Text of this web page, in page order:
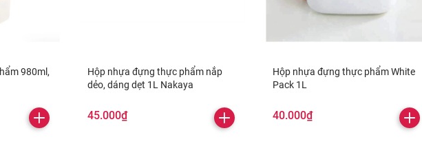
980ml,
Hộp nhựa đựng thực phẩm nắp
dẻo, dáng dẹt 1L Nakaya
45.000₫
Hộp nhựa đựng thực phẩm White
Pack 1L
40.000₫